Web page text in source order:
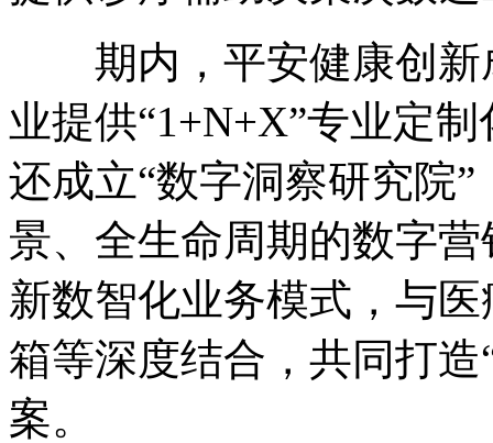
期内，平安健康创新
业提供“1+N+X”专业定
还成立“数字洞察研究院
景、全生命周期的数字
新数智化业务模式，与
箱等深度结合，共同打
案。